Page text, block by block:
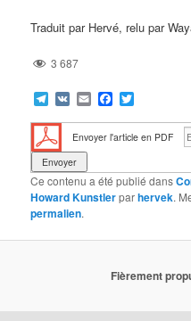
Traduit par Hervé, relu par
3 687
Telegram
VK EmailFacebook
Envoyer l'article en PDF
Ce contenu a été publié dans
Howard Kunstlerparhervek.
permalien.
Fièrement